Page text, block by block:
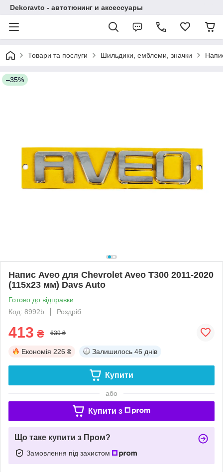
Dekoravto - автотюнинг и аксессуары
Товари та послуги Шильдики, емблеми, значки
–35%
Напис Aveo для Chevrolet Aveo T300 2011-2020
(115х23 мм) Davs Auto
Готово до відправки
Код: 8992b
Роздріб
413 ₴ 639 ₴
Економія 226 ₴ Залишилось 46 днів
Купити
або
Купити з
Що таке купити з Пром?
Замовлення під захистом